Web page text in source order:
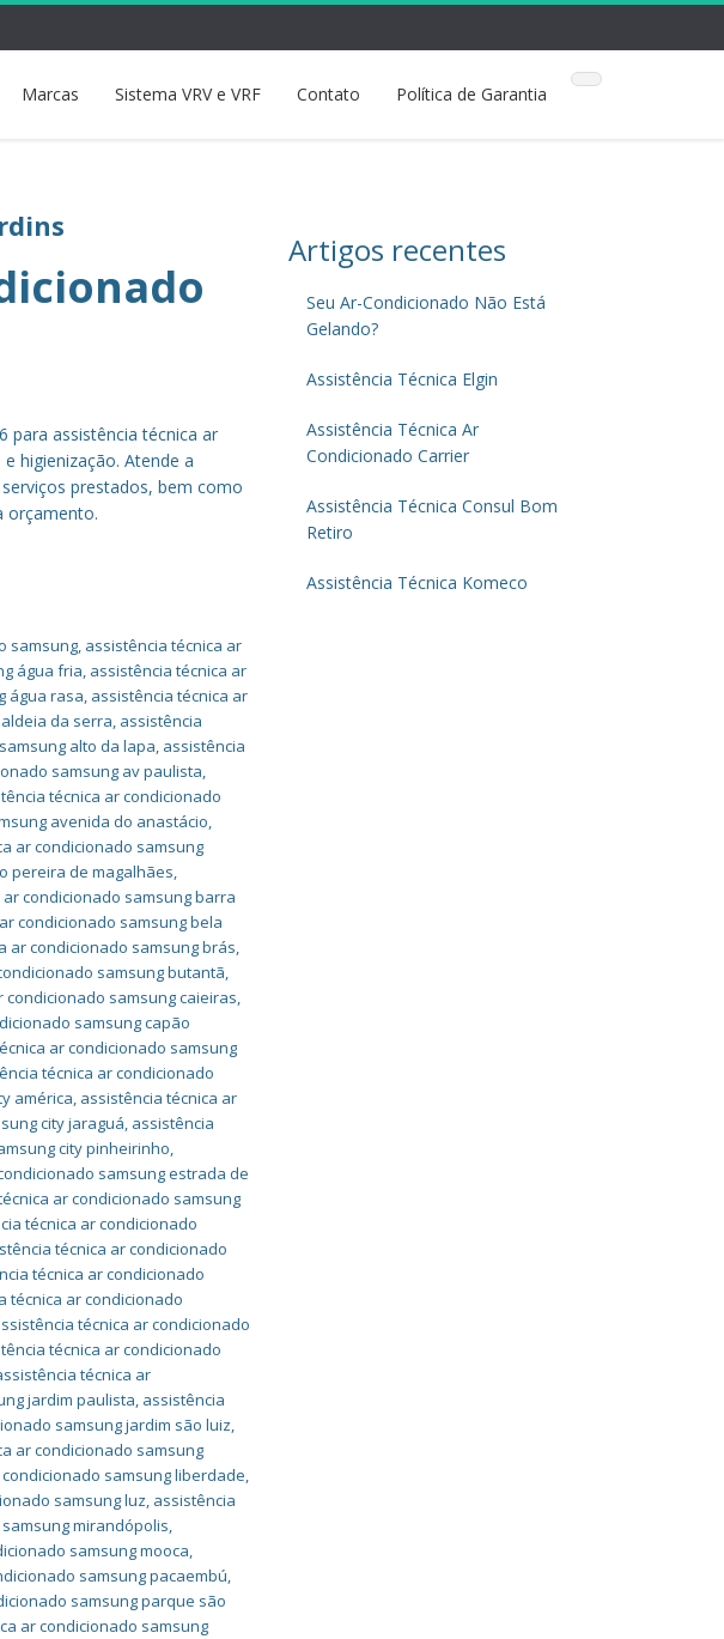
Marcas Sistema VRV e VRF Contato Política de Garantia
para assistência técnica ar
higienização. Atende a
prestados, bem como
orçamento.
samsung, assistência técnica ar
água fria, assistência técnica ar
água rasa, assistência técnica ar
da serra, assistência
alto da lapa, assistência
samsung av paulista,
técnica ar condicionado
avenida do anastácio,
ar condicionado samsung
pereira de magalhães,
condicionado samsung barra
condicionado samsung bela
ar condicionado samsung brás,
samsung butantã,
condicionado samsung caieiras,
samsung capão
ar condicionado samsung
técnica ar condicionado
américa, assistência técnica ar
city jaraguá, assistência
city pinheirinho,
samsung estrada de
ar condicionado samsung
técnica ar condicionado
técnica ar condicionado
técnica ar condicionado
técnica ar condicionado
técnica ar condicionado
técnica ar condicionado
técnica ar
jardim paulista, assistência
samsung jardim são luiz,
ar condicionado samsung
samsung liberdade,
samsung luz, assistência
mirandópolis,
samsung mooca,
samsung pacaembú,
samsung parque são
ar condicionado samsung
Artigos recentes
Seu Ar-Condicionado Não Está
Gelando?
Assistência Técnica Elgin
Assistência Técnica Ar
Condicionado Carrier
Assistência Técnica Consul Bom
Retiro
Assistência Técnica Komeco